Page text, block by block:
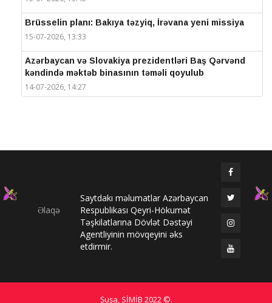
Brüsselin planı: Bakıya təzyiq, İrəvana yeni missiya
15-07-2026, 13:33
Azərbaycan və Slovakiya prezidentləri Baş Qərvənd
kəndində məktəb binasının təməli qoyulub
14-07-2026, 14:27
Prezidentlər Şuşada mətbuata bəyanatlarla çıxış
Elməddin Behbud: “IV Şuşa Qlobal Media Forumu
beynəlxalq media əməkdaşlığının nüfuzlu
platformasına çevrilib”
14-07-2026, 14:24
Əlaqə
Saytdakı məlumatlar Azərbaycan
Respublikası Qeyri-Hökumət
Təşkilatlarına Dövlət Dəstəyi
Agentliyinin mövqeyini əks
etdirmir.
Şuşa, SİMİB 2022 ©.